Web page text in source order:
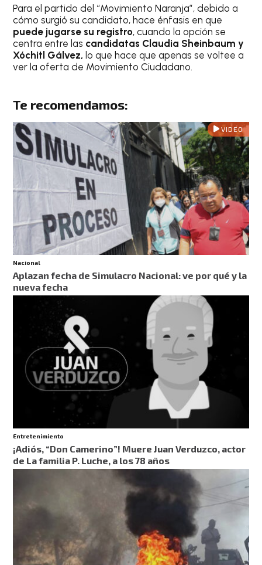
Para el partido del “Movimiento Naranja”, debido a
cómo surgió su candidato, hace énfasis en que
puede jugarse su registro, cuando la opción se
centra entre las candidatas Claudia Sheinbaum y
Xóchitl Gálvez, lo que hace que apenas se voltee a
ver la oferta de Movimiento Ciudadano.
Te recomendamos:
VIDEO
Nacional
Aplazan fecha de Simulacro Nacional: ve por qué y la
nueva fecha
Entretenimiento
¡Adiós, “Don Camerino”! Muere Juan Verduzco, actor
de La familia P. Luche, a los 78 años